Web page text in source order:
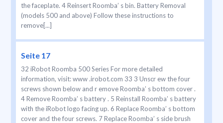
the faceplate. 4 Reinsert Roomba’ s bin. Battery Removal
(models 500 and above) Follow these instructions to
remove[...]
Seite 17
32 iRobot Roomba 500 Series For more detailed
information, visit: www .irobot.com 33 3 Unscr ew the four
screws shown below and r emove Roomba’ s bottom cover .
4 Remove Roomba’ s battery . 5 Reinstall Roomba’ s battery
with the iRobot logo facing up. 6 Replace Roomba’ s bottom
cover and the four screws. 7 Replace Roomba’ s side brush